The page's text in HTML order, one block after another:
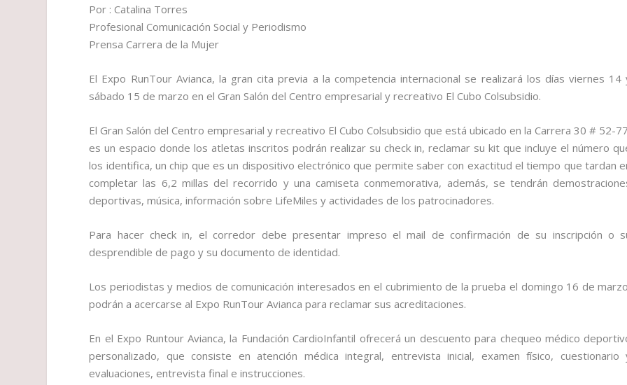
Por : Catalina Torres
Profesional Comunicación Social y Periodismo
Prensa Carrera de la Mujer
El Expo RunTour Avianca, la gran cita previa a la competencia internacional se realizará los días viernes 14
sábado 15 de marzo en el Gran Salón del Centro empresarial y recreativo El Cubo Colsubsidio.
El Gran Salón del Centro empresarial y recreativo El Cubo Colsubsidio que está ubicado en la Carrera 30 # 52-
es un espacio donde los atletas inscritos podrán realizar su check in, reclamar su kit que incluye el número
los identifica, un chip que es un dispositivo electrónico que permite saber con exactitud el tiempo que tardan
completar las 6,2 millas del recorrido y una camiseta conmemorativa, además, se tendrán
deportivas, música, información sobre LifeMiles y actividades de los patrocinadores.
Para hacer check in, el corredor debe presentar impreso el mail de confirmación de su inscripción o
desprendible de pago y su documento de identidad.
Los periodistas y medios de comunicación interesados en el cubrimiento de la prueba el domingo 16 de
podrán a acercarse al Expo RunTour Avianca para reclamar sus acreditaciones.
En el Expo Runtour Avianca, la Fundación CardioInfantil ofrecerá un descuento para chequeo médico
personalizado, que consiste en atención médica integral, entrevista inicial, examen físico, cuestionario
evaluaciones, entrevista final e instrucciones.